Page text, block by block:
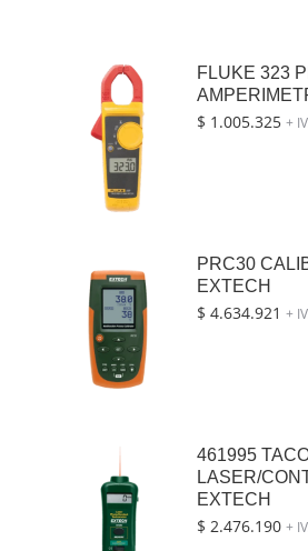
FLUKE 323
$ 1.005.325 +
PRC30
EXTECH
$ 4.634.921 +
461995
LASER/
EXTECH
$ 2.476.190 +